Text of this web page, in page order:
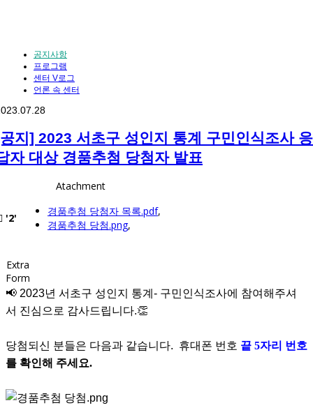
공지사항
프로그램
센터 V로그
언론 속 센터
지] 2023 서초구 성인지 통계 구민인식조사 응
자 대상 경품추첨 당첨자 발표
Atachment
'2'
경품추첨 당첨자 목록.pdf,
경품추첨 당첨.png,
Extra
Form
📢 2023년 서초구 성인지 통계- 구민인식조사에 참여해주셔
서 진심으로 감사드립니다.👏
당첨되신 분들은 다음과 같습니다. 휴대폰 번호 끝 5자리 번호
를 확인해 주세요.